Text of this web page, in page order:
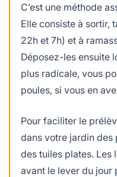
C’est une méthode
Elle consiste à sortir,
22h et 7h) et à
Déposez-les ensuite
plus radicale, vous
poules, si vous en
Pour faciliter le
dans votre jardin des
des tuiles plates. Les
avant le lever du jour